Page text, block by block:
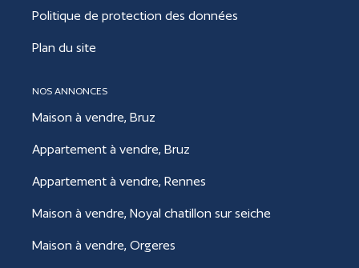
Politique de protection des données
Plan du site
NOS ANNONCES
Maison à vendre, Bruz
Appartement à vendre, Bruz
Appartement à vendre, Rennes
Maison à vendre, Noyal chatillon sur seiche
Maison à vendre, Orgeres